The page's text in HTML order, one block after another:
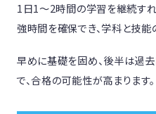
1日1〜2時間の学習を継続す
強時間を確保でき、学科と技能
早めに基礎を固め、後半は過
で、合格の可能性が高まります。